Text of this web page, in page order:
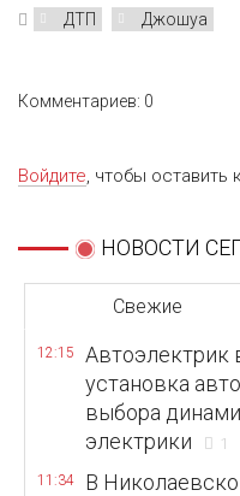
ДТП Джошуа
Комментариев: 0
Войдите, чтобы оставить
НОВОСТИ
Свежие
12:15
Автоэлектрик
установка
выбора
электрики
1
11:34
В